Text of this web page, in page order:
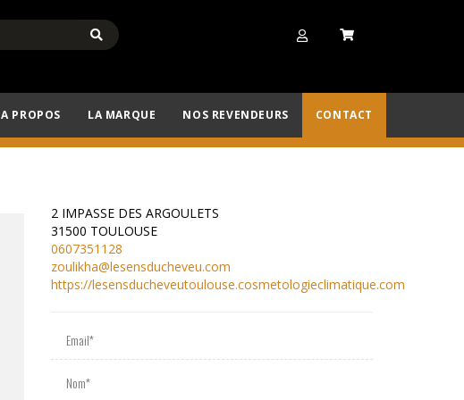
A PROPOS LA MARQUE NOS REVENDEURS CONTACT
2 IMPASSE DES ARGOULETS
31500 TOULOUSE
0607351128
zoulikha@lesensducheveu.com
https://lesensducheveutoulouse.cosmetologieclimatique.com